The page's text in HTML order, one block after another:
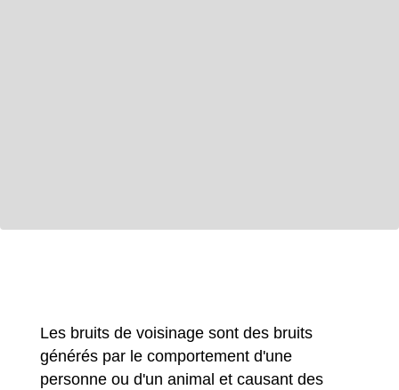
Les bruits de voisinage sont des bruits
générés par le comportement d'une
personne ou d'un animal et causant des